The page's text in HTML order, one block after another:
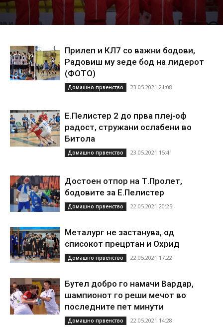
Прилеп и КЛ7 со важни бодови,
Радовиш му зеде бод на лидерот
(ФОТО)
Домашно првенство 23.05.2021 21:08
Е.Пелистер 2 до прва плеј-оф
радост, стружани ослабени во
Битола
Домашно првенство 23.05.2021 15:41
Достоен отпор на Т.Пролет,
бодовите за Е.Пелистер
Домашно првенство 22.05.2021 20:25
Металург не застанува, од
списокот прецртан и Охрид
Домашно првенство 22.05.2021 17:22
Бутел добро го намачи Вардар,
шампионот го реши мечот во
последните пет минути
Домашно првенство 22.05.2021 14:28